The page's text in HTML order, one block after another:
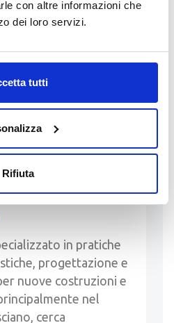
con altre informazioni che
dei loro servizi.
tutti
Rifiuta
TECNICO
-
in pratiche
progettazione e
nuove costruzioni e
nel
cerca